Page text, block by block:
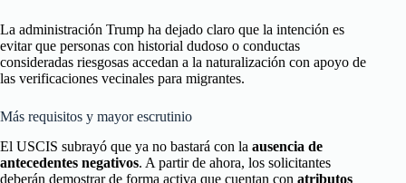
La administración Trump ha dejado claro que la intención es
evitar que personas con historial dudoso o conductas
consideradas riesgosas accedan a la naturalización con apoyo de
las verificaciones vecinales para migrantes.
Más requisitos y mayor escrutinio
El USCIS subrayó que ya no bastará con la ausencia de
antecedentes negativos. A partir de ahora, los solicitantes
deberán demostrar de forma activa que cuentan con atributos